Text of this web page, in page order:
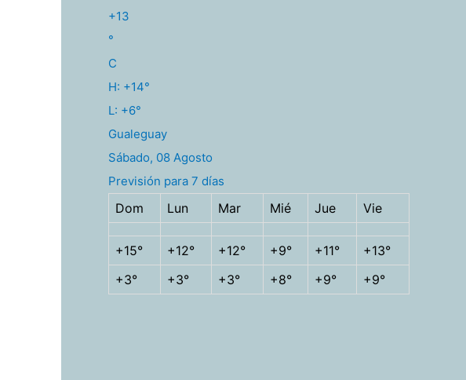
+13
°
C
H: +14°
L: +6°
Gualeguay
Sábado, 08 Agosto
Previsión para 7 días
Dom Lun Mar Mié Jue Vie
+15° +12° +12° +9° +11° +13°
+3° +3° +3° +8° +9° +9°